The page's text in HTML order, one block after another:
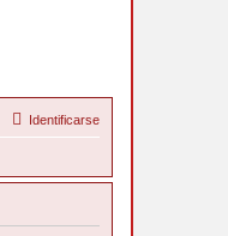
Identificarse